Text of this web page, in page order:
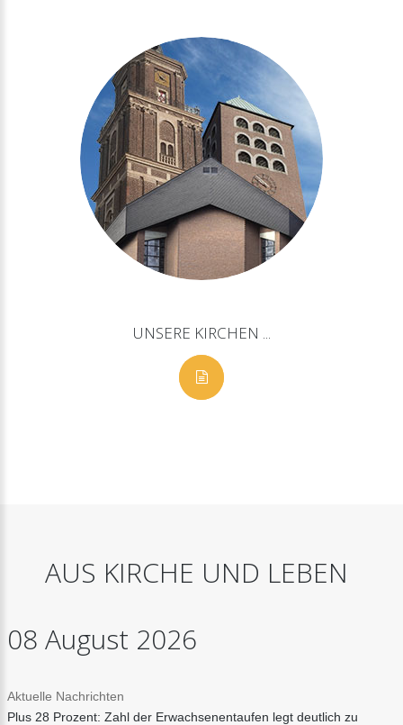
UNSERE KIRCHEN ...
AUS KIRCHE UND LEBEN
08 August 2026
Aktuelle Nachrichten
Plus 28 Prozent: Zahl der Erwachsenentaufen legt deutlich zu